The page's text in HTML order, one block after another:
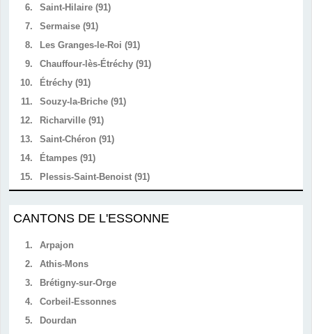
6.
Saint-Hilaire (91)
7.
Sermaise (91)
8.
Les Granges-le-Roi (91)
9.
Chauffour-lès-Étréchy (91)
10.
Étréchy (91)
11.
Souzy-la-Briche (91)
12.
Richarville (91)
13.
Saint-Chéron (91)
14.
Étampes (91)
15.
Plessis-Saint-Benoist (91)
CANTONS DE L'ESSONNE
1.
Arpajon
2.
Athis-Mons
3.
Brétigny-sur-Orge
4.
Corbeil-Essonnes
5.
Dourdan